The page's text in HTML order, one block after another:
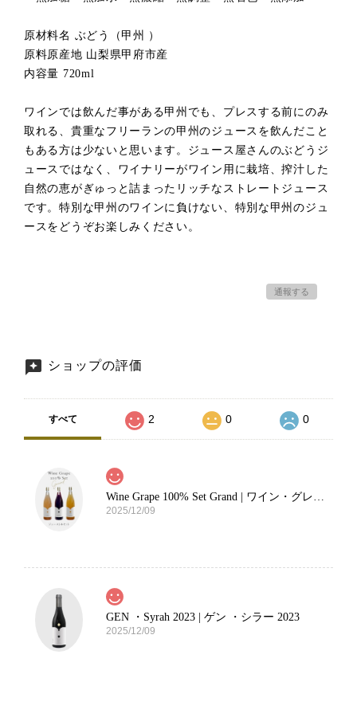
原材料名 ぶどう（甲州 ）
原料原産地 山梨県甲府市産
内容量 720ml
ワインでは飲んだ事がある甲州でも、プレスする前にのみ
取れる、貴重なフリーランの甲州のジュースを飲んだこと
もある方は少ないと思います。ジュース屋さんのぶどうジ
ュースではなく、ワイナリーがワイン用に栽培、搾汁した
自然の恵がぎゅっと詰まったリッチなストレートジュース
です。特別な甲州のワインに負けない、特別な甲州のジュ
ースをどうぞお楽しみください。
通報する
ショップの評価
すべて 2 0 0
2025/12/09
GEN ・Syrah 2023 | ゲン ・シラー 2023
2025/12/09